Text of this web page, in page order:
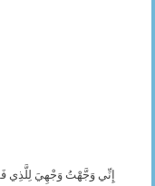
إِنِّي وَجَّهْتُ وَجْهِيَ لِلَّذِي